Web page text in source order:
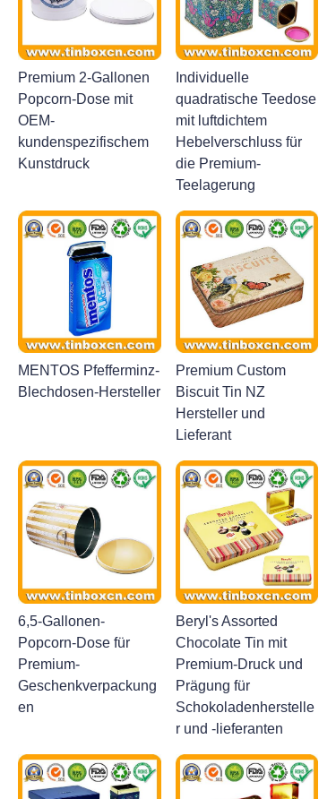
Premium 2-Gallonen
Popcorn-Dose mit
OEM-
kundenspezifischem
Kunstdruck
Individuelle
quadratische Teedose
mit luftdichtem
Hebelverschluss für
die Premium-
Teelagerung
MENTOS Pfefferminz-
Blechdosen-Hersteller
Premium Custom
Biscuit Tin NZ
Hersteller und
Lieferant
6,5-Gallonen-
Popcorn-Dose für
Premium-
Geschenkverpackung
en
Beryl's Assorted
Chocolate Tin mit
Premium-Druck und
Prägung für
Schokoladenherstelle
r und -lieferanten